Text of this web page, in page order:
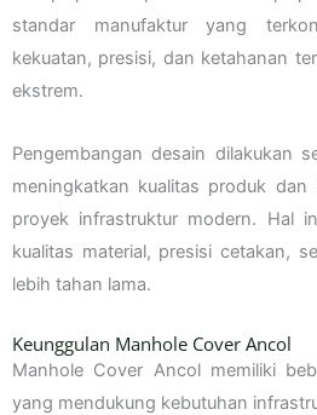
standar manufaktur yang
kekuatan, presisi, dan ketahanan
ekstrem.
Pengembangan desain dilakukan
meningkatkan kualitas produk dan
proyek infrastruktur modern. Hal
kualitas material, presisi cetakan,
lebih tahan lama.
Keunggulan Manhole Cover Ancol
Manhole Cover Ancol memiliki
yang mendukung kebutuhan